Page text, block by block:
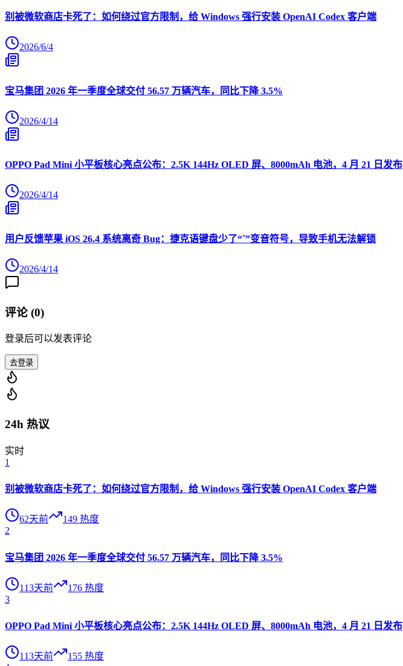
别被微软商店卡死了：如何绕过官方限制，给 Windows 强行安装 OpenAI Codex 客户端
2026/6/4
宝马集团 2026 年一季度全球交付 56.57 万辆汽车，同比下降 3.5%
2026/4/14
OPPO Pad Mini 小平板核心亮点公布：2.5K 144Hz OLED 屏、8000mAh 电池，4 月 21 日发布
2026/4/14
用户反馈苹果 iOS 26.4 系统离奇 Bug：捷克语键盘少了“ˇ”变音符号，导致手机无法解锁
2026/4/14
评论 (0)
登录后可以发表评论
去登录
24h 热议
实时
1
别被微软商店卡死了：如何绕过官方限制，给 Windows 强行安装 OpenAI Codex 客户端
62天前 149 热度
2
宝马集团 2026 年一季度全球交付 56.57 万辆汽车，同比下降 3.5%
113天前 176 热度
3
OPPO Pad Mini 小平板核心亮点公布：2.5K 144Hz OLED 屏、8000mAh 电池，4 月 21 日发布
113天前 155 热度